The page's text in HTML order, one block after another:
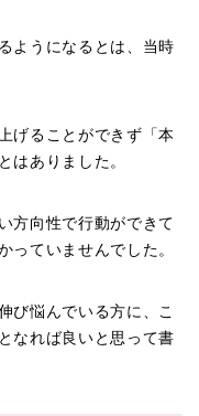
ようになるとは、当時
げることができず「本
はありました。
方向性で行動ができて
っていませんでした。
び悩んでいる方に、こ
なれば良いと思って書